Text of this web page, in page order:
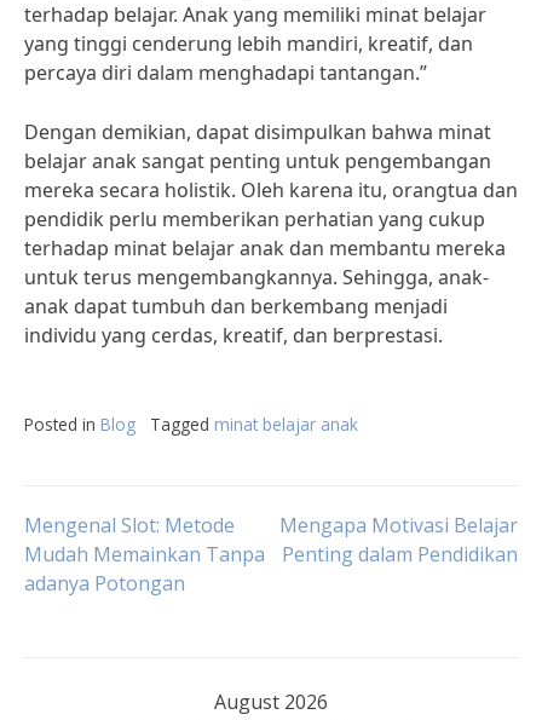
terhadap belajar. Anak yang memiliki minat belajar
yang tinggi cenderung lebih mandiri, kreatif, dan
percaya diri dalam menghadapi tantangan.”
Dengan demikian, dapat disimpulkan bahwa minat
belajar anak sangat penting untuk pengembangan
mereka secara holistik. Oleh karena itu, orangtua dan
pendidik perlu memberikan perhatian yang cukup
terhadap minat belajar anak dan membantu mereka
untuk terus mengembangkannya. Sehingga, anak-
anak dapat tumbuh dan berkembang menjadi
individu yang cerdas, kreatif, dan berprestasi.
Posted in Blog Tagged minat belajar anak
Post
navigation
Mengenal Slot: Metode
Mudah Memainkan Tanpa
adanya Potongan
Mengapa Motivasi Belajar
Penting dalam Pendidikan
August 2026